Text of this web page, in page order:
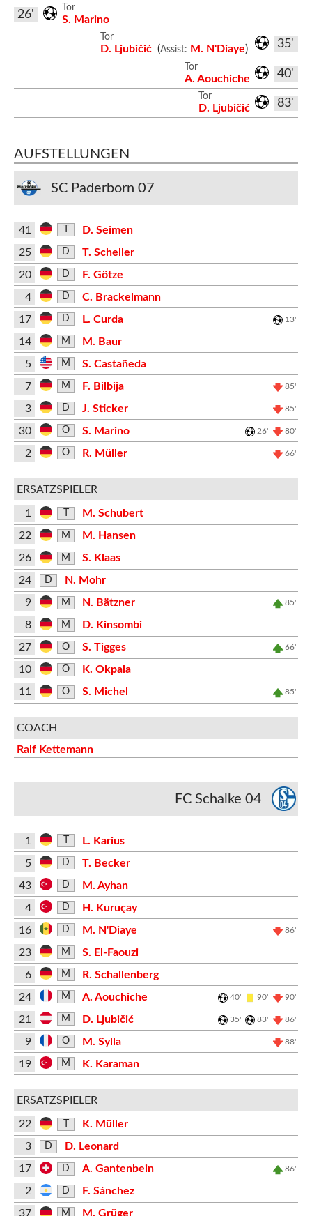
Tor
S. Marino
26'
35'
Tor
D. Ljubičić (Assist: M. N'Diaye)
40'
Tor
A. Aouchiche
83'
Tor
D. Ljubičić
AUFSTELLUNGEN
SC Paderborn 07
41
D. Seimen
25
D
T. Scheller
20
D
F. Götze
4
D
C. Brackelmann
17
D L. Curda 13'
14 M
M. Baur
5
M
S. Castañeda
7
M F. Bilbija 85'
3 D J. Sticker 85'
30 O S. Marino 26' 80'
2 O R. Müller 66'
ERSATZSPIELER
1
M. Schubert
22
M
M. Hansen
26
M
S. Klaas
24
D
N. Mohr
9
M N. Bätzner 85'
8 M
D. Kinsombi
27
O S. Tigges 66'
10 O
K. Okpala
11
O S. Michel 85'
COACH
Ralf Kettemann
FC Schalke 04
1
L. Karius
5
D
T. Becker
43
D
M. Ayhan
4
D
H. Kuruçay
16
D M. N'Diaye 86'
23 M
S. El-Faouzi
6
M
R. Schallenberg
24
M A. Aouchiche 40' 90' 90'
21 M D. Ljubičić 35' 83' 86'
9 O M. Sylla 88'
19 M K. Karaman
ERSATZSPIELER
22
K. Müller
3
D
D. Leonard
17
D A. Gantenbein 86'
2 D
F. Sánchez
37
M M. Grüger